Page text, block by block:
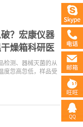
？宏康仪器
燥箱科研医
检测、器械灭菌的从
度忽高忽低，样品受
无法分段控温，复
繁开门，极易干扰实